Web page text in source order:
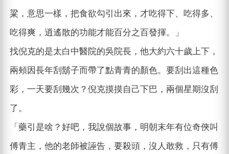
粱，意思一樣，把食欲勾引出來，才吃得下、吃得多、
吃得爽，逍遙散的功能才能百分之百發揮。」
找倪克的是太白中醫院的吳院長，他大約六十歲上下，
兩頰因長年刮鬍子而帶了點青青的顏色。要刮出這種色
彩，一天要刮幾次？倪克摸摸自己下巴，兩個星期沒刮
了。
「藥引是啥？好吧，我說個故事，明朝末年有位奇俠叫
傅青主，他的老師被誣告，要殺頭，沒人敢救，只有傅